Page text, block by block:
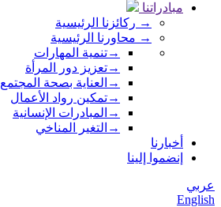
مبادراتنا
→ ركائزنا الرئيسية
→ محاورنا الرئيسية
→تنمية المهارات
→تعزيز دور المرأة
→ العناية بصحة المجتمع
→تمكين رواد الأعمال
→ المبادرات الإنسانية
→ التغير المناخي
أخبارنا
إنضموا إلينا
عربي
English